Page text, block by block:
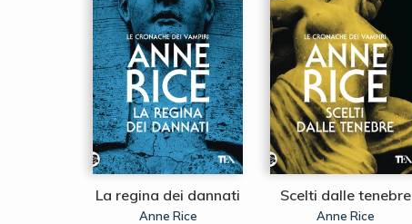
La regina dei dannati
Anne Rice
Scelti dalle tenebre
Anne Rice